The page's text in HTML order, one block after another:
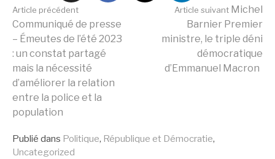
Lire
la
suite
Article précédent
Communiqué de presse
– Émeutes de l’été 2023
: un constat partagé
mais la nécessité
d’améliorer la relation
entre la police et la
population
Article suivant Michel
Barnier Premier
ministre, le triple déni
démocratique
d’Emmanuel Macron
Publié dans Politique, République et Démocratie,
Uncategorized